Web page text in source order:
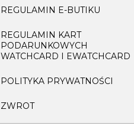
REGULAMIN E-BUTIKU
REGULAMIN KART
PODARUNKOWYCH
WATCHCARD I EWATCHCARD
POLITYKA PRYWATNOŚCI
ZWROT